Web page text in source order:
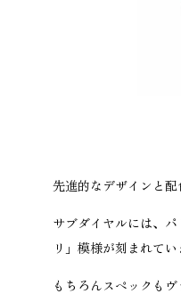
先進的なデザインと
サブダイヤルには、
リ」模様が刻まれてい
もちろんスペックも